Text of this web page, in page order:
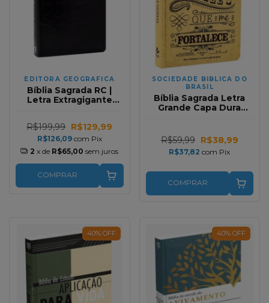
EDITORA GEOGRAFICA
Bíblia Sagrada RC |
Letra Extragigante
Luxo Preta
R$199,99 R$129,99
R$126,09 com Pix
2 x de R$65,00 sem juros
COMPRAR
SOCIEDADE BIBLICA DO
BRASIL
Bíblia Sagrada Letra
Grande Capa Dura
R$59,99 R$38,99
R$37,82com Pix
COMPRAR
40% OFF 40% OFF